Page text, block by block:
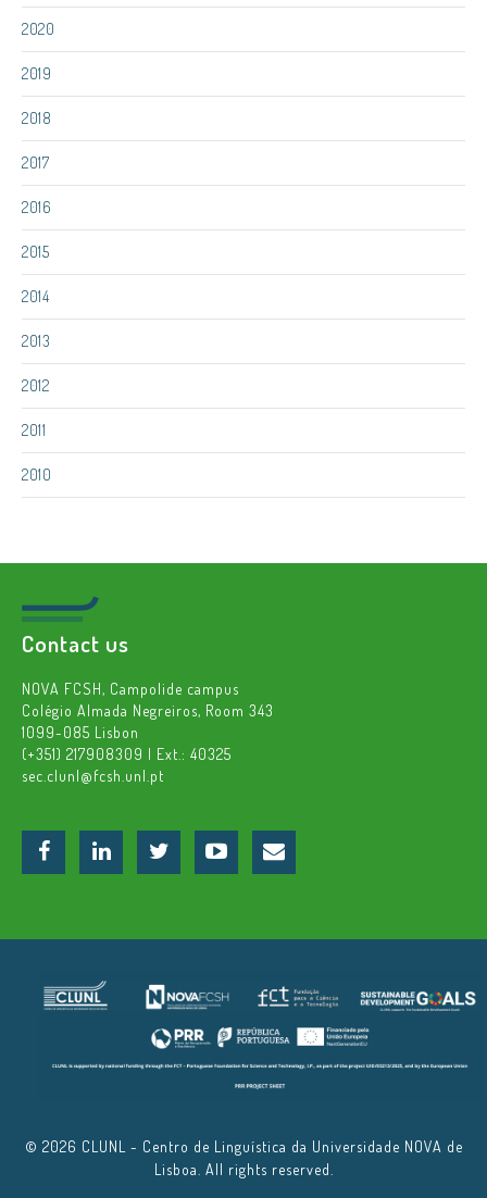
2020
2019
2018
2017
2016
2015
2014
2013
2012
2011
2010
Contact us
NOVA FCSH, Campolide campus
Colégio Almada Negreiros, Room 343
1099-085 Lisbon
(+351) 217908309 | Ext.: 40325
sec.clunl@fcsh.unl.pt
© 2026 CLUNL - Centro de Linguística da Universidade NOVA de
Lisboa. All rights reserved.